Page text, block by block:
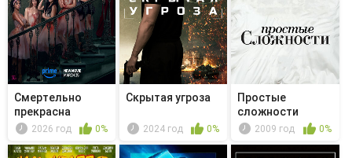
Смертельно
прекрасна
2026 год 0%
Скрытая угроза
2024 год 0%
Простые
сложности
2009 год 0%